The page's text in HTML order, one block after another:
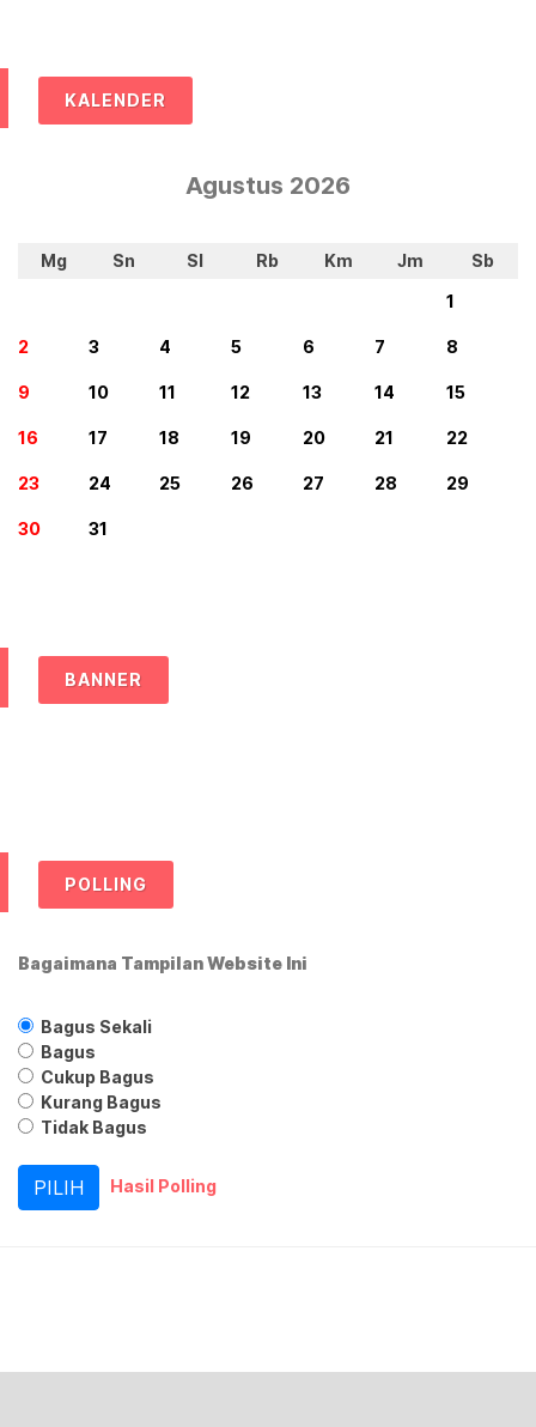
KALENDER
Agustus 2026
Mg Sn Sl Rb Km Jm
Sb
1
2 3 4 5 6 7 8
9 10 11 12 13 14 15
16 17 18 19 20 21 22
23 24 25 26 27 28 29
30 31
BANNER
POLLING
Bagaimana Tampilan Website Ini
Bagus Sekali
Bagus
Cukup Bagus
Kurang Bagus
Tidak Bagus
Hasil Polling